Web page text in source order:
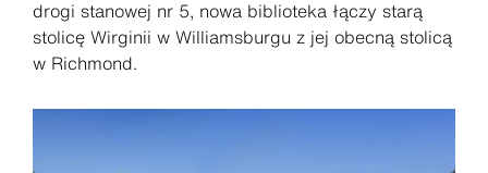
drogi stanowej nr 5, nowa biblioteka łączy starą
stolicę Wirginii w Williamsburgu z jej obecną stolicą
w Richmond.